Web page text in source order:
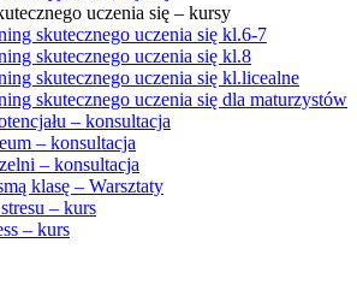
uczenia się – kursy
skutecznego uczenia się kl.6-7
skutecznego uczenia się kl.8
skutecznego uczenia się kl.licealne
skutecznego uczenia się dla maturzystów
– konsultacja
– konsultacja
– konsultacja
klasę – Warsztaty
– kurs
– kurs